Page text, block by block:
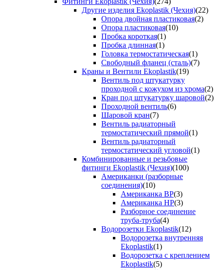
Другие изделия Ekoplastik (Чехия)(22)
Опора двойная пластиковая(2)
Опора пластиковая(10)
Пробка короткая(1)
Пробка длинная(1)
Головка термостатическая(1)
Свободный фланец (сталь)(7)
Краны и Вентили Ekoplastik(19)
Вентиль под штукатурку
проходной с кожухом из хрома(2)
Кран под штукатурку шаровой(2)
Проходной вентиль(6)
Шаровой кран(7)
Вентиль радиаторный
термостатический прямой(1)
Вентиль радиаторный
термостатический угловой(1)
Комбинированные и резьбовые
фитинги Ekoplastik (Чехия)(100)
Американки (разборные
соединения)(10)
Американка ВР(3)
Американка НР(3)
Разборное соединение
труба-труба(4)
Водорозетки Ekoplastik(12)
Водорозетка внутренняя
Ekoplastik(1)
Водорозетка с креплением
Ekoplastik(5)